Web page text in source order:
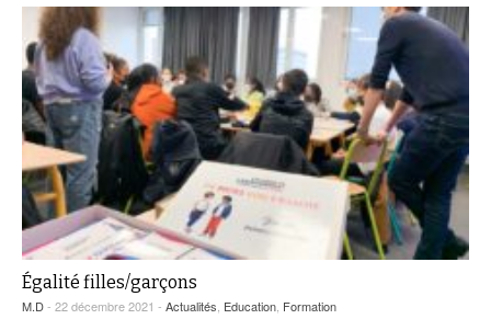
Égalité filles/garçons
M.D- 22 décembre 2021 - Actualités Education Formation